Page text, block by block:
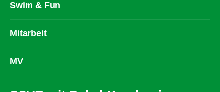
Swim & Fun
Mitarbeit
MV